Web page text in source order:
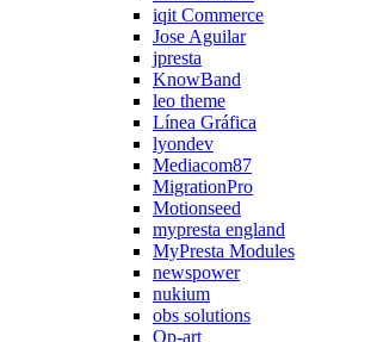
iqit Commerce
Jose Aguilar
jpresta
KnowBand
leo theme
Línea Gráfica
lyondev
Mediacom87
MigrationPro
Motionseed
mypresta england
MyPresta Modules
newspower
nukium
obs solutions
Op-art